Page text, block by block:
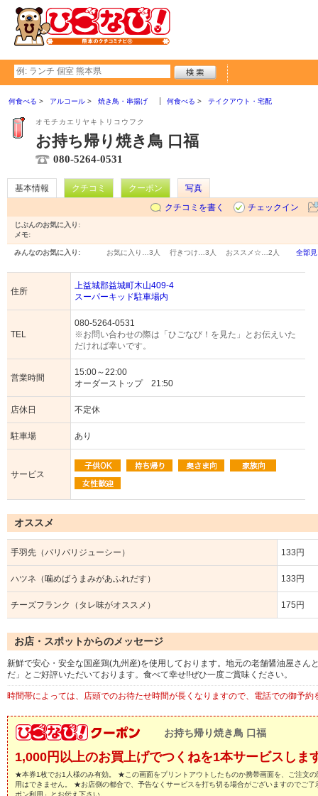
何食べる アルコール 焼き鳥・串揚げ 何食べる テイクアウト・宅配
オモチカエリヤキトリコウフク
お持ち帰り焼き鳥 口福
080-5264-0531
基本情報 クチコミ クーポン
写真
クチコミを書く
チェックイン
じぶんのお気に入り:
メモ:
みんなのお気に入り: お気に入り… 3人 行きつけ… 3人 おススメ☆… 2人 全部
住所
上益城郡益城町木山409-4
スーパーキッド駐車場内
TEL
080-5264-0531
※お問い合わせの際は「ひごなび！を見た」とお伝えいた
だければ幸いです。
営業時間
15:00～22:00
オーダーストップ 21:50
店休日 不定休
駐車場 あり
サービス
オススメ
手羽先（パリパリジューシー） 133円
ハツネ（噛めばうまみがあふれだす） 133円
チーズフランク（タレ味がオススメ） 175円
お店・スポットからのメッセージ
新鮮で安心・安全な国産鶏(九州産)を使用しております。地元の老舗醤油屋さん
だ」とご好評いただいております。食べて幸せ!!ぜひ一度ご賞味ください。
時間帯によっては、店頭でのお待たせ時間が長くなりますので、電話での御予約
お持ち帰り焼き鳥 口福
1,000円以上のお買上げでつくねを1本サービスしま
★本券1枚でお1人様のみ有効。 ★この画面をプリントアウトしたものか携帯画面を、ご注文
用はできません。 ★お店側の都合で、予告なくサービスを打ち切る場合がございますのでご
ポン利用」とお伝え下さい。